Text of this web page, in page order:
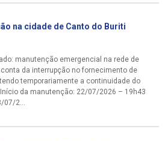
na cidade de Canto do Buriti
manutenção emergencial na rede de
da interrupção no fornecimento de
temporariamente a continuidade do
da manutenção: 22/07/2026 – 19h43
07/2...